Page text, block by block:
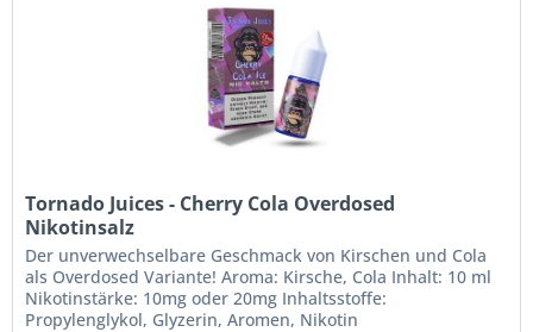
Tornado Juices - Cherry Cola Overdosed
Nikotinsalz
Der unverwechselbare Geschmack von Kirschen und Cola
als Overdosed Variante! Aroma: Kirsche, Cola Inhalt: 10 ml
Nikotinstärke: 10mg oder 20mg Inhaltsstoffe:
Propylenglykol, Glyzerin, Aromen, Nikotin